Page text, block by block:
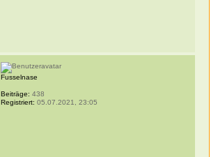
Fusselnase
Beiträge: 438
Registriert: 05.07.2021, 23:05